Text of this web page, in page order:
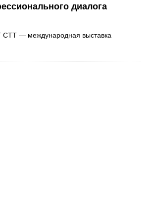
диалога
— международная выставка